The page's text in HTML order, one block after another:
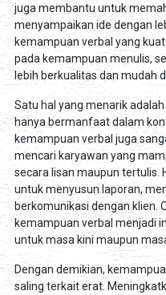
juga membantu untuk
menyampaikan ide dengan
kemampuan verbal yang
pada kemampuan menulis,
lebih berkualitas dan mudah
Satu hal yang menarik
hanya bermanfaat dalam
kemampuan verbal juga
mencari karyawan yang
secara lisan maupun tertulis.
untuk menyusun laporan,
berkomunikasi dengan klien.
kemampuan verbal menjadi
untuk masa kini maupun
Dengan demikian,
saling terkait erat.